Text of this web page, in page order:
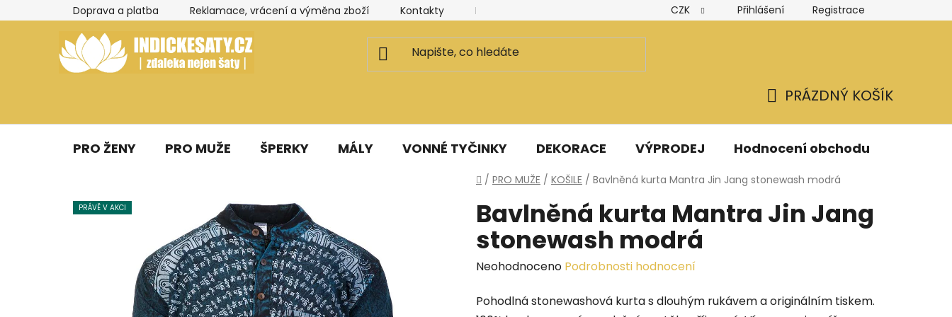
na
Doprava a platba Reklamace, vrácení a výměna zboží Kontakty Kancelář a ateliér Hodnocení obchodu Obchodní podmínky
CZK Přihlášení Registrace
KOŠÍK
PRÁZDNÝ KOŠÍK
PRO ŽENY PRO MUŽE ŠPERKY MÁLY VONNÉ TYČINKY DEKORACE VÝPRODEJ Hodnocení obchodu
Domů
/ PRO MUŽE / KOŠILE / Bavlněná kurta Mantra Jin Jang stonewash modrá
Bavlněná kurta Mantra Jin Jang
stonewash modrá
Průměrné
produktu
Neohodnoceno Podrobnosti hodnocení
Pohodlná stonewashová kurta s dlouhým rukávem a originálním tiskem.
PRÁVĚ V AKCI